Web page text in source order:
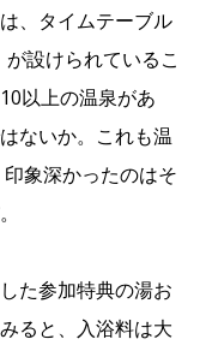
、タイムテーブル
設けられているこ
以上の温泉があ
ないか。これも温
象深かったのはそ
た参加特典の湯お
ると、入浴料は大